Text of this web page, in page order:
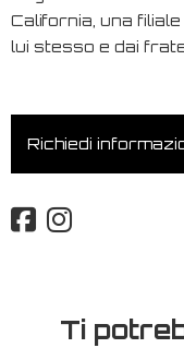
California, una
lui stesso e dai
Richiedi
Ti